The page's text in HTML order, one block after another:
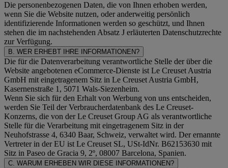
Die personenbezogenen Daten, die von Ihnen erhoben werden,
wenn Sie die Website nutzen, oder anderweitig persönlich
identifizierende Informationen werden so geschützt, und Ihnen
stehen die im nachstehenden Absatz J erläuterten Datenschutzrechte
zur Verfügung.
B. WER ERHEBT IHRE INFORMATIONEN?
Die für die Datenverarbeitung verantwortliche Stelle der über die
Website angebotenen eCommerce-Dienste ist Le Creuset Austria
GmbH mit eingetragenem Sitz in Le Creuset Austria GmbH,
Kasernenstraße 1, 5071 Wals-Siezenheim.
Wenn Sie sich für den Erhalt von Werbung von uns entscheiden,
werden Sie Teil der Verbraucherdatenbank des Le Creuset-
Konzerns, die von der Le Creuset Group AG als verantwortliche
Stelle für die Verarbeitung mit eingetragenem Sitz in der
Neuhofstrasse 4, 6340 Baar, Schweiz, verwaltet wird. Der ernannte
Vertreter in der EU ist Le Creuset SL, USt-IdNr. B62153630 mit
Sitz in Paseo de Gracia 9, 2º, 08007 Barcelona, Spanien.
C. WARUM ERHEBEN WIR DIESE INFORMATIONEN?